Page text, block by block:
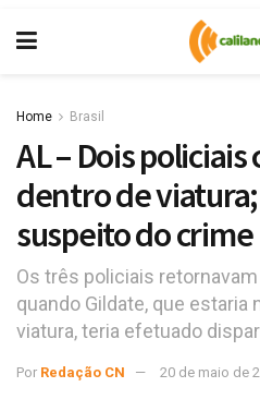
Home Brasil
AL – Dois
dentro de
suspeito do crime
Os três policiais
quando Gildate, que estaria
viatura, teria efetuado
Por Redação CN 20 de maio de